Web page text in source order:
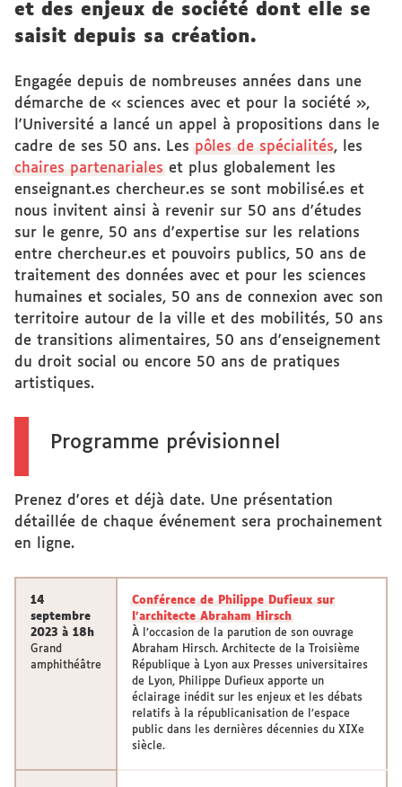
et des enjeux de société dont elle se
saisit depuis sa création.
Engagée depuis de nombreuses années dans une
démarche de « sciences avec et pour la société »,
l'Université a lancé un appel à propositions dans le
cadre de ses 50 ans. Les pôles de spécialités, les
chaires partenariales et plus globalement les
enseignant.es chercheur.es se sont mobilisé.es et
nous invitent ainsi à revenir sur 50 ans d'études
sur le genre, 50 ans d'expertise sur les relations
entre chercheur.es et pouvoirs publics, 50 ans de
traitement des données avec et pour les sciences
humaines et sociales, 50 ans de connexion avec son
territoire autour de la ville et des mobilités, 50 ans
de transitions alimentaires, 50 ans d'enseignement
du droit social ou encore 50 ans de pratiques
artistiques.
Programme prévisionnel
Prenez d'ores et déjà date. Une présentation
détaillée de chaque événement sera prochainement
en ligne.
14
septembre
2023 à 18h
Grand
amphithéâtre
Conférence de Philippe Dufieux sur
l'architecte Abraham Hirsch
À l’occasion de la parution de son ouvrage
Abraham Hirsch. Architecte de la Troisième
République à Lyon aux Presses universitaires
de Lyon, Philippe Dufieux apporte un
éclairage inédit sur les enjeux et les débats
relatifs à la républicanisation de l’espace
public dans les dernières décennies du XIXe
siècle.